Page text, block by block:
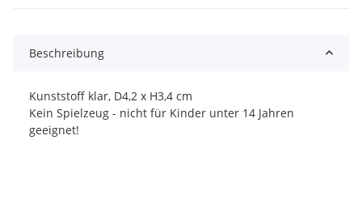
Beschreibung
Kunststoff klar, D4,2 x H3,4 cm
Kein Spielzeug - nicht für Kinder unter 14 Jahren
geeignet!